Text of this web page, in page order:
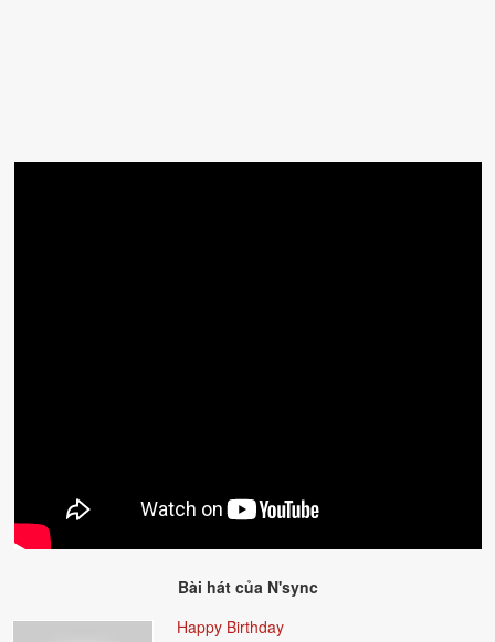
Bài hát của N'sync
Happy Birthday